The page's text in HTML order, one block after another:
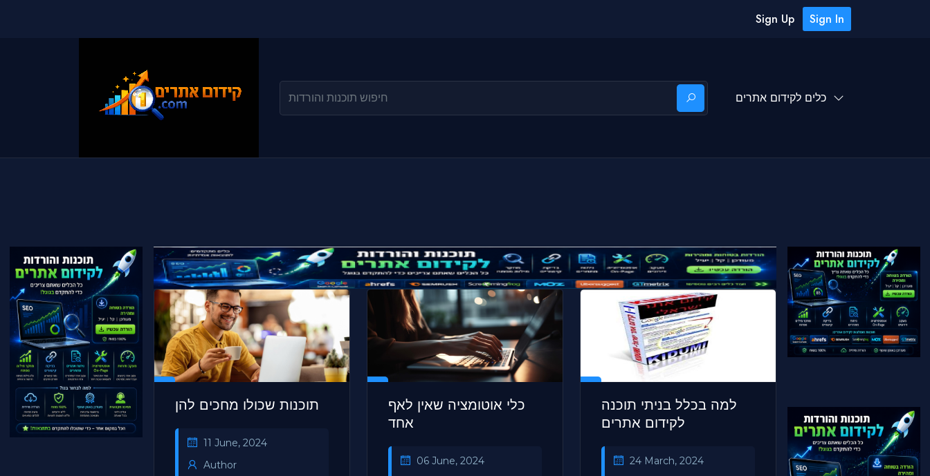
Sign Up Sign In
כלים לקידום אתרים
תוכנות שכולו מחכים להן
11 June, 2024
Author
כלי אוטומציה שאין לאף
אחד
06 June, 2024
למה בכלל בניתי תוכנה
לקידום אתרים
24 March, 2024